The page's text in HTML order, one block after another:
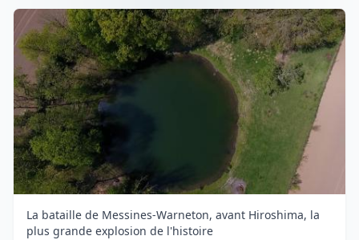
La bataille de Messines-Warneton, avant Hiroshima, la
plus grande explosion de l'histoire